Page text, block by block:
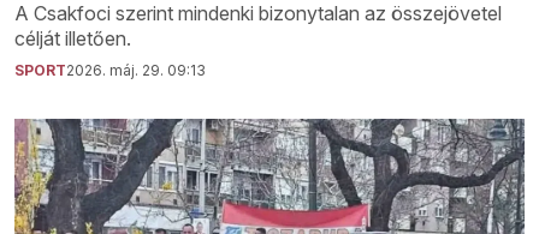
A Csakfoci szerint mindenki bizonytalan az összejövetel
célját illetően.
SPORT2026. máj. 29. 09:13